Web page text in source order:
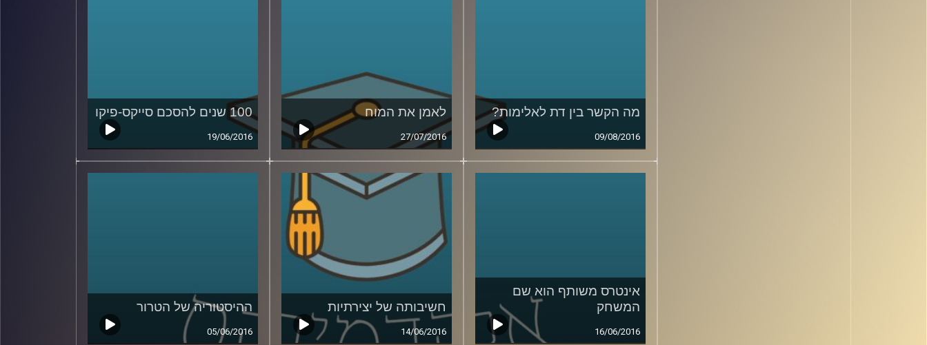
מה הקשר בין דת לאלימות?
09/08/2016
לאמן את המוח
27/07/2016
100 שנים להסכם סייקס-פיקו
19/06/2016
אינטרס משותף הוא שם
המשחק
16/06/2016
חשיבותה של יצירתיות
14/06/2016
ההיסטוריה של הטרור
05/06/2016